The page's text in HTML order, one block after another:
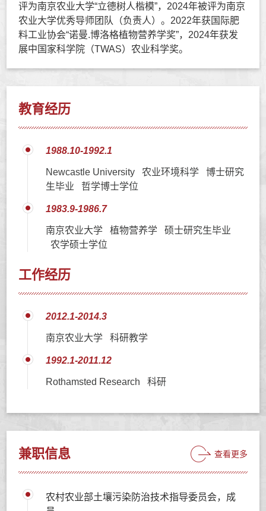
评为南京农业大学“立德树人楷模”，2024年被评为南京
农业大学优秀导师团队（负责人）。 2022年获国际肥
料工业协会“诺曼.博洛格植物营养学奖”，2024年获发
展中国家科学院（TWAS）农业科学奖。
教育经历
1988.10-1992.1
Newcastle University 农业环境科学 博士研究
生毕业 哲学博士学位
1983.9-1986.7
南京农业大学 植物营养学 硕士研究生毕业
农学硕士学位
工作经历
2012.1-2014.3
南京农业大学 科研教学
1992.1-2011.12
Rothamsted Research 科研
兼职信息 查看更多
农村农业部土壤污染防治技术指导委员会，成